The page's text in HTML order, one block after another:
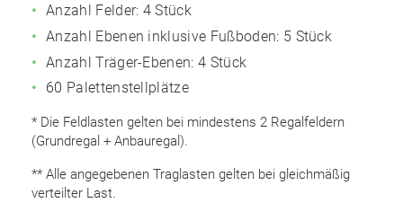
Anzahl Felder: 4 Stück
Anzahl Ebenen inklusive Fußboden: 5 Stück
Anzahl Träger-Ebenen: 4 Stück
60 Palettenstellplätze
* Die Feldlasten gelten bei mindestens 2 Regalfeldern
(Grundregal + Anbauregal).
** Alle angegebenen Traglasten gelten bei gleichmäßig
verteilter Last.